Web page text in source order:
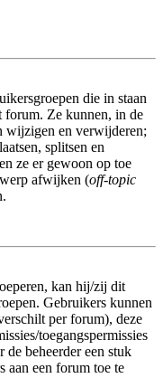
die in staan
forum. Ze kunnen, in de
wijzigen en verwijderen;
splitsen en
ze er gewoon op toe
afwijken (off-topic
kan hij/zij dit
Gebruikers kunnen
per forum), deze
toegangspermissies
de beheerder een stuk
aan een forum toe te